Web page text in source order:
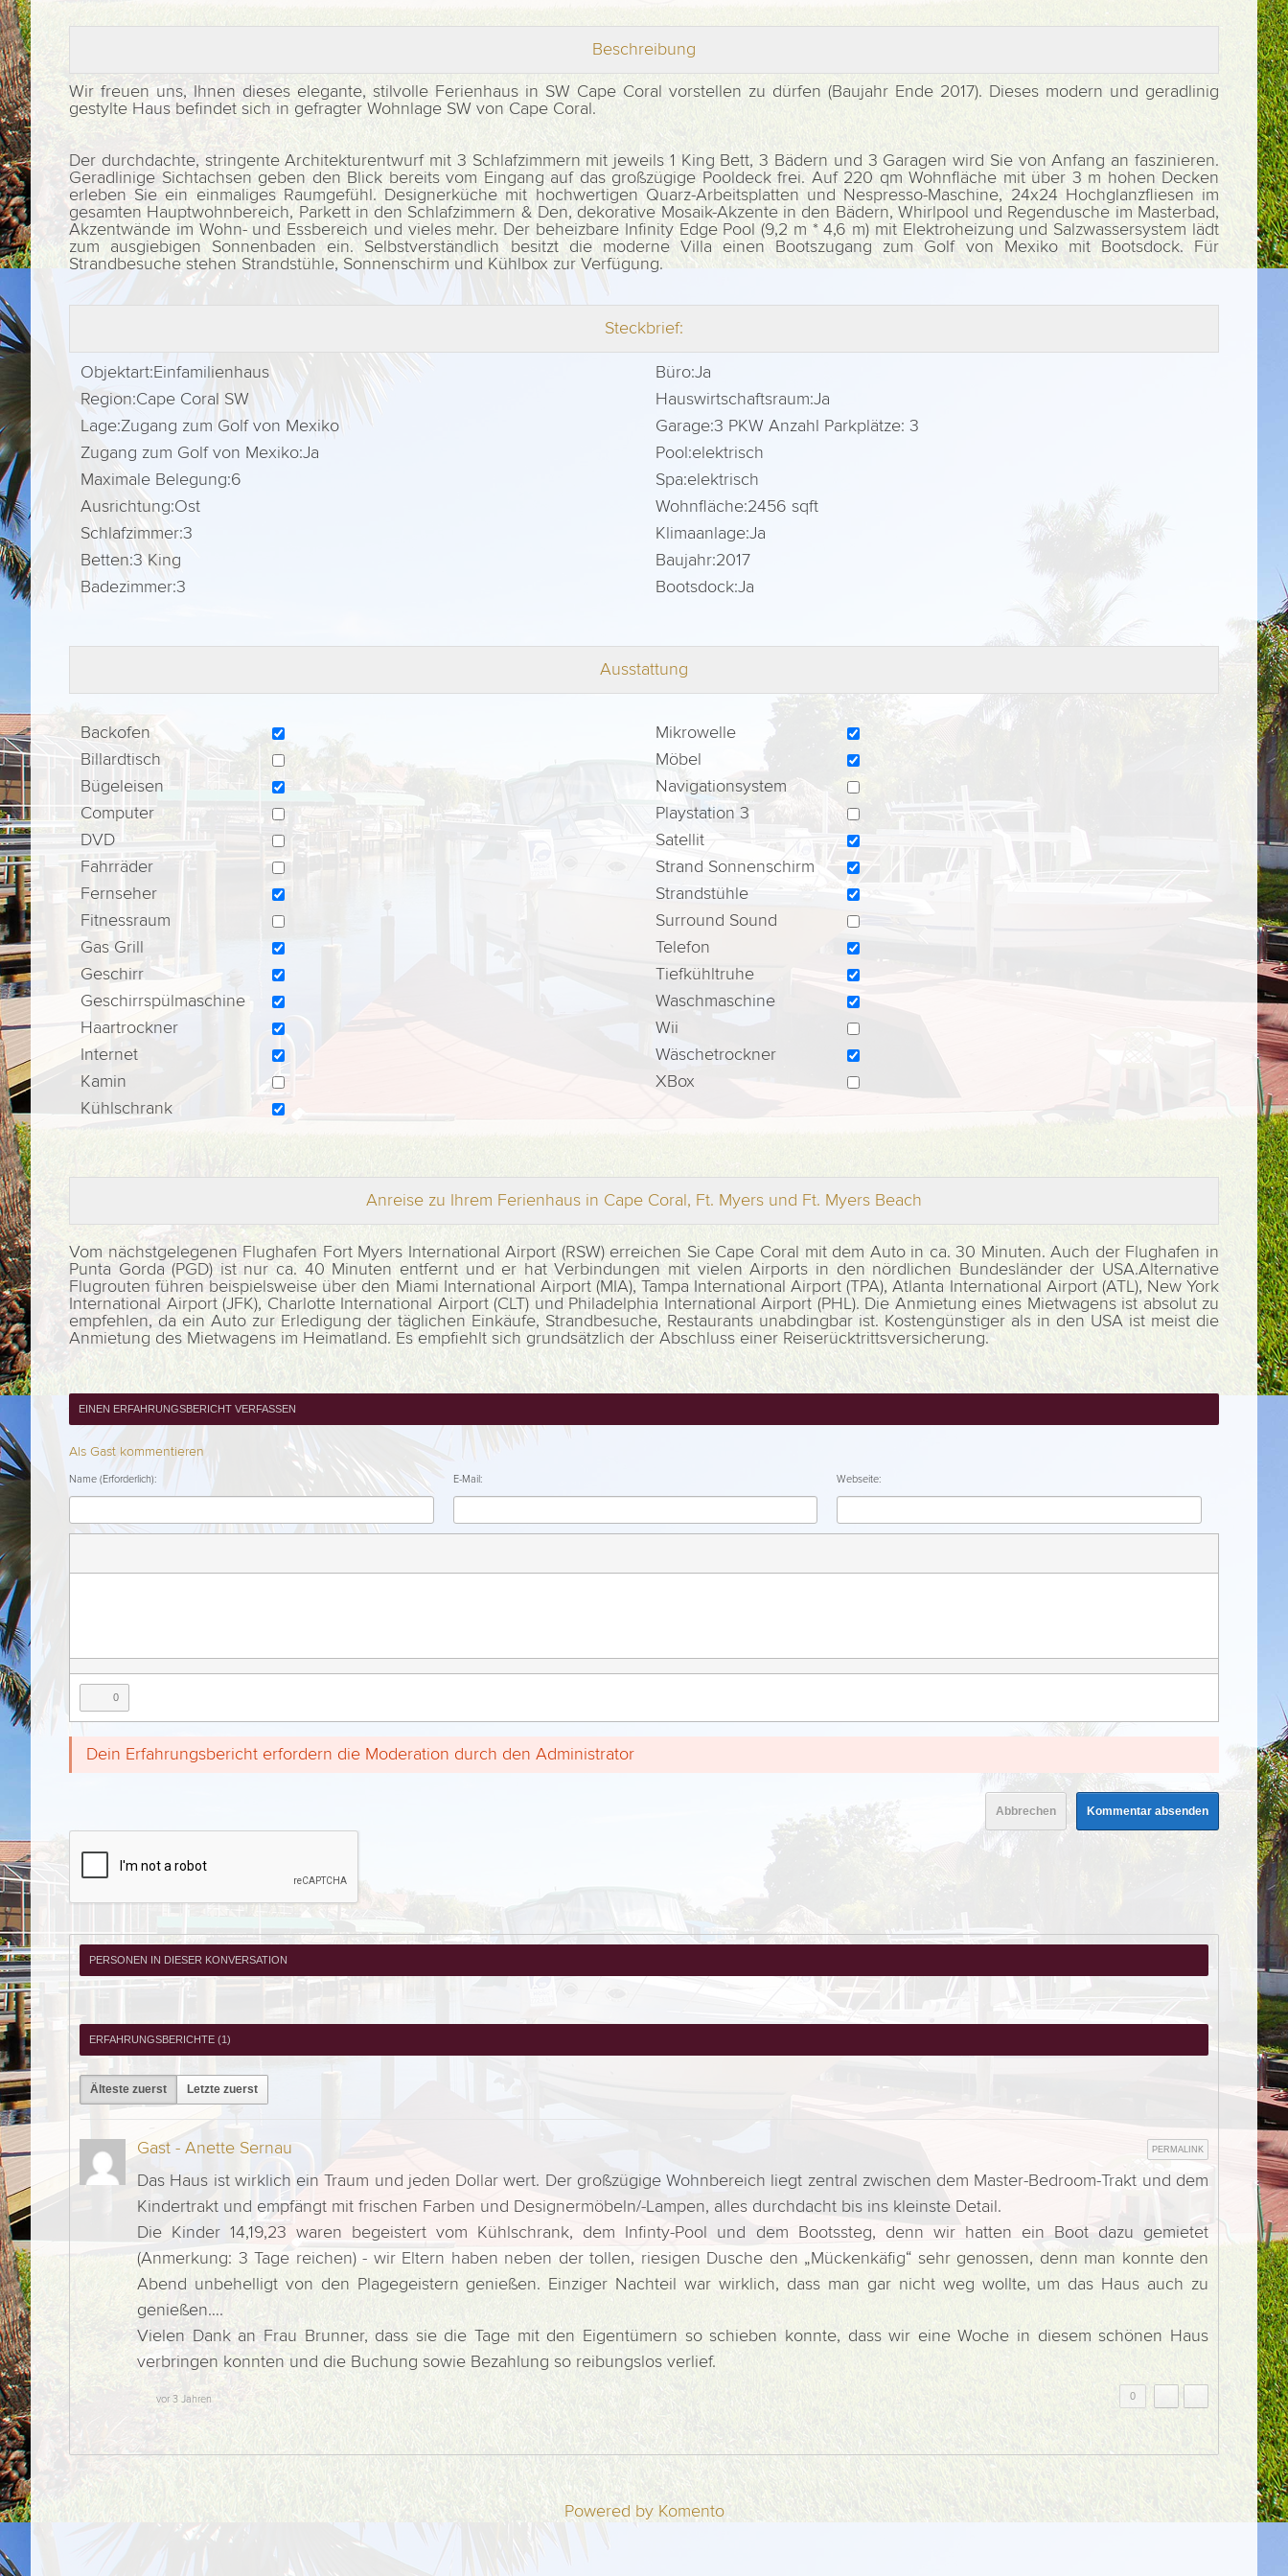
Beschreibung
Wir freuen uns, Ihnen dieses elegante, stilvolle Ferienhaus in SW Cape Coral vorstellen zu dürfen (Baujahr Ende 2017). Dieses modern und geradlinig
gestylte Haus befindet sich in gefragter Wohnlage SW von Cape Coral.
Der durchdachte, stringente Architekturentwurf mit 3 Schlafzimmern mit jeweils 1 King Bett, 3 Bädern und 3 Garagen wird Sie von Anfang an faszinieren.
Geradlinige Sichtachsen geben den Blick bereits vom Eingang auf das großzügige Pooldeck frei. Auf 220 qm Wohnfläche mit über 3 m hohen Decken
erleben Sie ein einmaliges Raumgefühl. Designerküche mit hochwertigen Quarz-Arbeitsplatten und Nespresso-Maschine, 24x24 Hochglanzfliesen im
gesamten Hauptwohnbereich, Parkett in den Schlafzimmern & Den, dekorative Mosaik-Akzente in den Bädern, Whirlpool und Regendusche im Masterbad,
Akzentwände im Wohn- und Essbereich und vieles mehr. Der beheizbare Infinity Edge Pool (9,2 m * 4,6 m) mit Elektroheizung und Salzwassersystem lädt
zum ausgiebigen Sonnenbaden ein. Selbstverständlich besitzt die moderne Villa einen Bootszugang zum Golf von Mexiko mit Bootsdock. Für
Strandbesuche stehen Strandstühle, Sonnenschirm und Kühlbox zur Verfügung.
Steckbrief:
Objektart:Einfamilienhaus
Region:Cape Coral SW
Lage:Zugang zum Golf von Mexiko
Zugang zum Golf von Mexiko:Ja
Maximale Belegung:6
Ausrichtung:Ost
Schlafzimmer:3
Betten:3 King
Badezimmer:3
Büro:Ja
Hauswirtschaftsraum:Ja
Garage:3 PKW Anzahl Parkplätze: 3
Pool:elektrisch
Spa:elektrisch
Wohnfläche:2456 sqft
Klimaanlage:Ja
Baujahr:2017
Bootsdock:Ja
Ausstattung
Backofen
Billardtisch
Bügeleisen
Computer
DVD
Fahrräder
Fernseher
Fitnessraum
Gas Grill
Geschirr
Geschirrspülmaschine
Haartrockner
Internet
Kamin
Kühlschrank
Mikrowelle
Möbel
Navigationsystem
Playstation 3
Satellit
Strand Sonnenschirm
Strandstühle
Surround Sound
Telefon
Tiefkühltruhe
Waschmaschine
Wii
Wäschetrockner
XBox
Anreise zu Ihrem Ferienhaus in Cape Coral, Ft. Myers und Ft. Myers Beach
Vom nächstgelegenen Flughafen Fort Myers International Airport (RSW) erreichen Sie Cape Coral mit dem Auto in ca. 30 Minuten. Auch der Flughafen in
Punta Gorda (PGD) ist nur ca. 40 Minuten entfernt und er hat Verbindungen mit vielen Airports in den nördlichen Bundesländer der USA.Alternative
Flugrouten führen beispielsweise über den Miami International Airport (MIA), Tampa International Airport (TPA), Atlanta International Airport (ATL), New York
International Airport (JFK), Charlotte International Airport (CLT) und Philadelphia International Airport (PHL). Die Anmietung eines Mietwagens ist absolut zu
empfehlen, da ein Auto zur Erledigung der täglichen Einkäufe, Strandbesuche, Restaurants unabdingbar ist. Kostengünstiger als in den USA ist meist die
Anmietung des Mietwagens im Heimatland. Es empfiehlt sich grundsätzlich der Abschluss einer Reiserücktrittsversicherung.
EINEN ERFAHRUNGSBERICHT VERFASSEN
Als Gast kommentieren
Name (Erforderlich): E-Mail: Webseite:
0
Dein Erfahrungsbericht erfordern die Moderation durch den Administrator
Kommentar absenden
Abbrechen
PERSONEN IN DIESER KONVERSATION
ERFAHRUNGSBERICHTE (1)
Älteste zuerst Letzte zuerst
Gast - Anette Sernau PERMALINK
Das Haus ist wirklich ein Traum und jeden Dollar wert. Der großzügige Wohnbereich liegt zentral zwischen dem Master-Bedroom-Trakt und dem
Kindertrakt und empfängt mit frischen Farben und Designermöbeln/-Lampen, alles durchdacht bis ins kleinste Detail.
Die Kinder 14,19,23 waren begeistert vom Kühlschrank, dem Infinty-Pool und dem Bootssteg, denn wir hatten ein Boot dazu gemietet
(Anmerkung: 3 Tage reichen) - wir Eltern haben neben der tollen, riesigen Dusche den „Mückenkäfig“ sehr genossen, denn man konnte den
Abend unbehelligt von den Plagegeistern genießen. Einziger Nachteil war wirklich, dass man gar nicht weg wollte, um das Haus auch zu
genießen….
Vielen Dank an Frau Brunner, dass sie die Tage mit den Eigentümern so schieben konnte, dass wir eine Woche in diesem schönen Haus
verbringen konnten und die Buchung sowie Bezahlung so reibungslos verlief.
vor 3 Jahren 0
Powered by Komento